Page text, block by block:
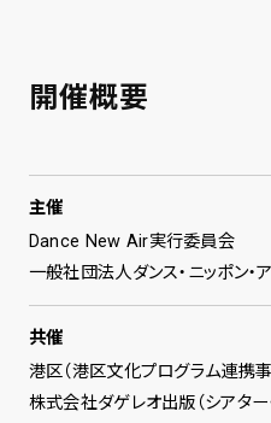
開催概要
主催
Dance New Air実行委員会
一般社団法人ダンス・ニッポン・
共催
港区（港区文化プログラム連携事
株式会社ダゲレオ出版（シアター